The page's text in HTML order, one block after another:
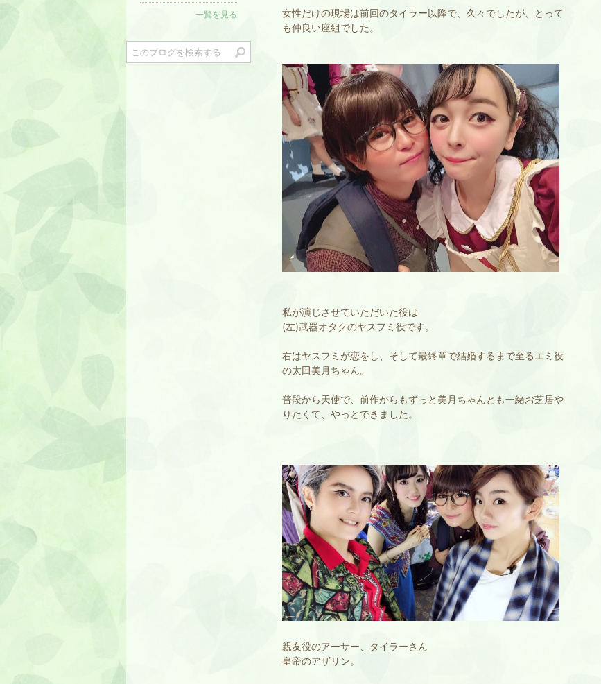
女性だけの現場は前回のタイラー以降で、久々でしたが、とって
も仲良い座組でした。
私が演じさせていただいた役は
(左)武器オタクのヤスフミ役です。
右はヤスフミが恋をし、そして最終章で結婚するまで至るエミ役
の太田美月ちゃん。
普段から天使で、前作からもずっと美月ちゃんとも一緒お芝居や
りたくて、やっとできました。
親友役のアーサー、タイラーさん
皇帝のアザリン。
一覧を見る